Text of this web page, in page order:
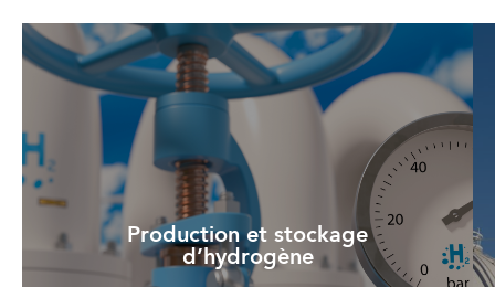
Production et stockage
d’hydrogène